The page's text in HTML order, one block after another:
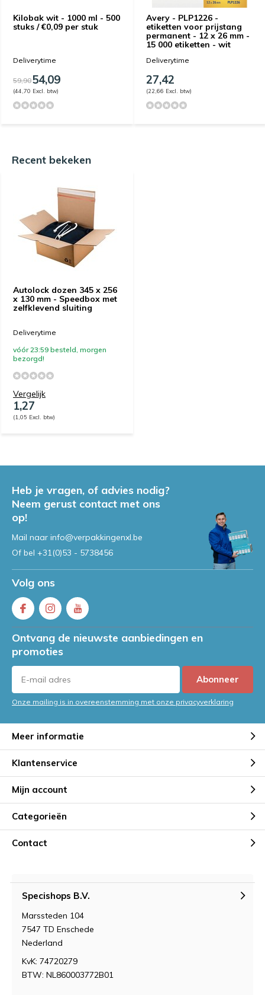
Kilobak wit - 1000 ml - 500
stuks / €0,09 per stuk
Deliverytime
59,9054,09
(44,70 Excl. btw)
Avery - PLP1226 -
etiketten voor prijstang
permanent - 12 x 26 mm -
15 000 etiketten - wit
Deliverytime
27,42
(22,66 Excl. btw)
Recent bekeken
Autolock dozen 345 x 256
x 130 mm - Speedbox met
zelfklevend sluiting
Deliverytime
vóór 23:59 besteld, morgen
bezorgd!
Vergelijk
1,27
(1,05 Excl. btw)
Heb je vragen, of advies nodig?
Neem gerust contact met ons
op!
Mail naar info@verpakkingenxl.be
Of bel +31(0)53 - 5738456
Volg ons
Ontvang de nieuwste aanbiedingen en
promoties
Abonneer
Onze mailing is in overeenstemming met onze privacyverklaring
Meer informatie
Klantenservice
Mijn account
Categorieën
Contact
Specishops B.V.
Marssteden 104
7547 TD Enschede
Nederland
KvK: 74720279
BTW: NL860003772B01